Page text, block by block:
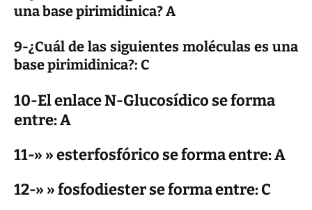
una base pirimidinica? A
9-¿Cuál de las siguientes moléculas es una
base pirimidinica?: C
10-El enlace N-Glucosídico se forma
entre: A
11-» » esterfosfórico se forma entre: A
12-» » fosfodiester se forma entre: C